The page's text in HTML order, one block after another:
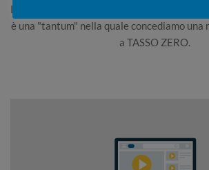
L'investimento di realizzare il portale web
è una "tantum" nella quale concediamo
a TASSO ZERO.